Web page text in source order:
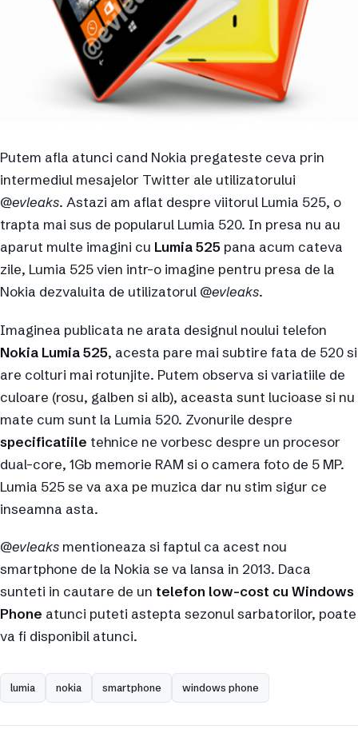
Putem afla atunci cand Nokia pregateste ceva prin
intermediul mesajelor Twitter ale utilizatorului
@evleaks. Astazi am aflat despre viitorul Lumia 525, o
trapta mai sus de popularul Lumia 520. In presa nu au
aparut multe imagini cu Lumia 525 pana acum cateva
zile, Lumia 525 vien intr-o imagine pentru presa de la
Nokia dezvaluita de utilizatorul @evleaks.
Imaginea publicata ne arata designul noului telefon
Nokia Lumia 525, acesta pare mai subtire fata de 520 si
are colturi mai rotunjite. Putem observa si variatiile de
culoare (rosu, galben si alb), aceasta sunt lucioase si nu
mate cum sunt la Lumia 520. Zvonurile despre
specificatiile tehnice ne vorbesc despre un procesor
dual-core, 1Gb memorie RAM si o camera foto de 5 MP.
Lumia 525 se va axa pe muzica dar nu stim sigur ce
inseamna asta.
@evleaks mentioneaza si faptul ca acest nou
smartphone de la Nokia se va lansa in 2013. Daca
sunteti in cautare de un telefon low-cost cu Windows
Phone atunci puteti astepta sezonul sarbatorilor, poate
va fi disponibil atunci.
lumia nokia smartphone windows phone